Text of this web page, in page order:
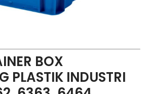
BOX
PLASTIK INDUSTRI